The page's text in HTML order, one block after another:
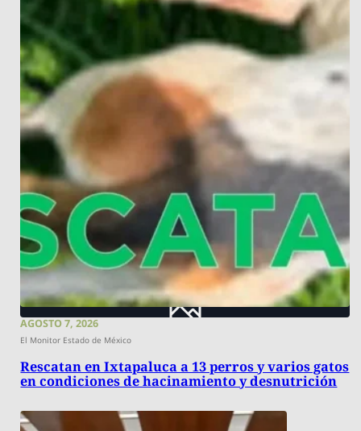
AGOSTO 7, 2026
El Monitor Estado de México
Rescatan en Ixtapaluca a 13 perros y varios gatos
en condiciones de hacinamiento y desnutrición